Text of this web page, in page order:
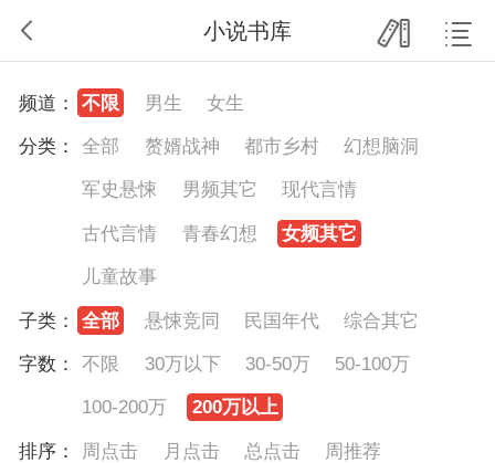
小说书库
频道： 不限 男生
女生
分类：
全部 赘婿战神 都市乡村
幻想脑洞
军史悬悚
男频其它
现代言情
古代言情
青春幻想
女频其它
儿童故事
子类：
全部 悬悚竞同 民国年代
综合其它
字数：
不限 30万以下 30-50万
50-100万
100-200万
200万以上
排序：
周点击 月点击 总点击
周推荐